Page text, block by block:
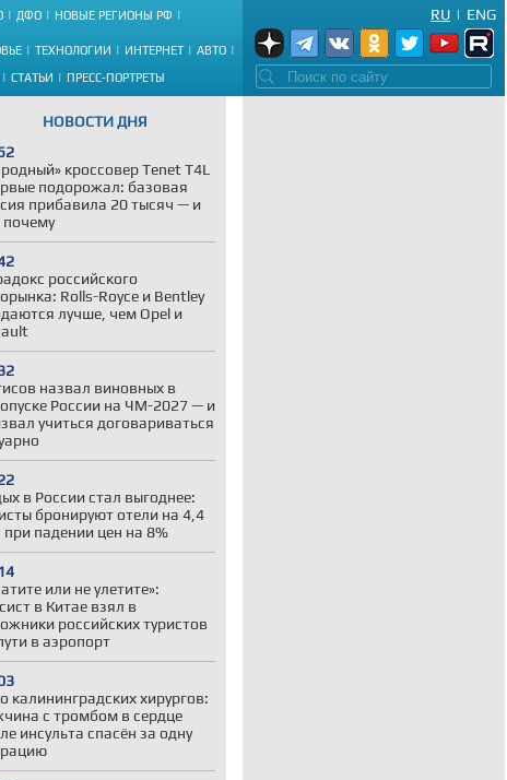
ДФО НОВЫЕ РЕГИОНЫ РФ
ТЕХНОЛОГИИ ИНТЕРНЕТ АВТО
СТАТЬИ ПРЕСС-ПОРТРЕТЫ
ENG
|
RU
НОВОСТИ ДНЯ
кроссовер Tenet T4L
подорожал: базовая
прибавила 20 тысяч — и
почему
российского
Rolls-Royce и Bentley
лучше, чем Opel и
назвал виновных в
России на ЧМ-2027 — и
учиться договариваться
в России стал выгоднее:
бронируют отели на 4,4
при падении цен на 8%
или не улетите»:
в Китае взял в
российских туристов
в аэропорт
калининградских хирургов:
с тромбом в сердце
инсульта спасён за одну